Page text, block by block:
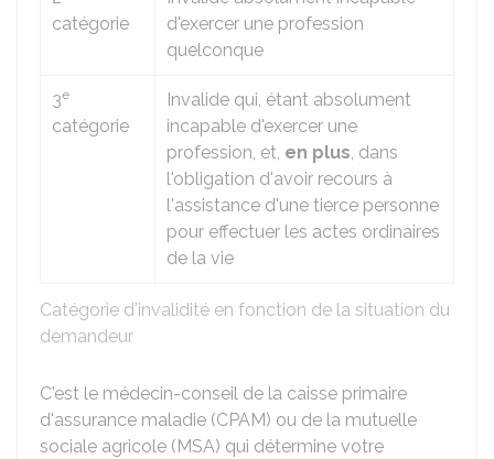
Catégorie d'invalidité en fonction de la situation du
demandeur
catégorie
d'exercer une profession
quelconque
3e
catégorie
Invalide qui, étant absolument
incapable d'exercer une
profession, et, en plus, dans
l'obligation d'avoir recours à
l'assistance d'une tierce personne
pour effectuer les actes ordinaires
de la vie
C'est le médecin-conseil de la caisse primaire
d'assurance maladie (CPAM) ou de la mutuelle
sociale agricole (MSA) qui détermine votre